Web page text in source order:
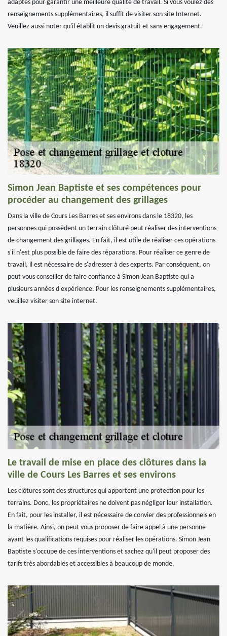
adaptés pour garantir une meilleure qualité de travail. Si vous voulez des
renseignements supplémentaires, il suffit de visiter son site Internet.
Veuillez aussi noter qu'il établit un devis gratuit et sans engagement.
Simon Jean Baptiste et ses compétences pour
procéder au changement des grillages
Dans la ville de Cours Les Barres et ses environs dans le 18320, les
personnes qui possèdent un terrain clôturé peut réaliser des interventions
de changement des grillages. En fait, il est utile de réaliser ces opérations
s'il n'est plus possible de faire des réparations. Pour réaliser ce genre de
travail, il est nécessaire de s'adresser à des experts. Par conséquent, on
peut vous conseiller de faire confiance à Simon Jean Baptiste qui a
plusieurs années d'expérience. Pour les renseignements supplémentaires,
veuillez visiter son site internet.
Le travail de mise en place des clôtures dans la
ville de Cours Les Barres et ses environs
Les clôtures sont des structures qui apportent une protection pour les
terrains. Donc, les propriétaires ne doivent pas négliger leur installation.
En fait, pour les installer, il est nécessaire de convier des professionnels en
la matière. Ainsi, on peut vous proposer de faire appel à une personne
ayant les qualifications requises pour réaliser les opérations. Simon Jean
Baptiste s'occupe de ces interventions et sachez qu'il peut proposer des
tarifs très abordables et accessibles à beaucoup de monde.